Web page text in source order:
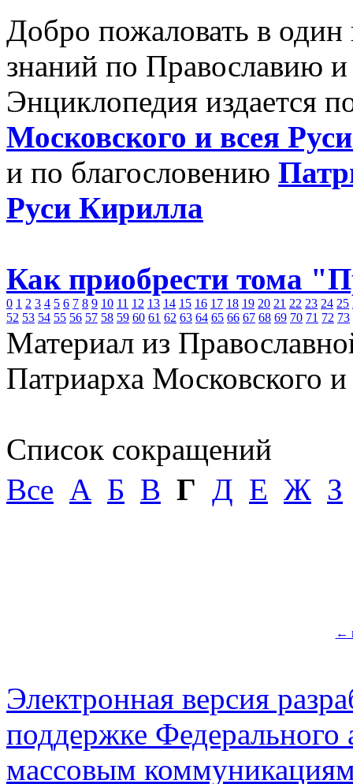
Добро пожаловать в
знаний по Православию
Энциклопедия издается
Московского и всея
и по благословению
Руси Кирилла
Как приобрести тома
0 1 2 3 4 5 6 7 8 9 10 11 12 13 14 15 16 17 18 19 20 21 22 23 24 25
52 53 54 55 56 57 58 59 60 61 62 63 64 65 66 67 68 69 70 71 72 73
Материал из
Патриарха Московского
Список сокращений
Все А Б В Г Д Е Ж З
←
Электронная версия
поддержке Федерального
массовым